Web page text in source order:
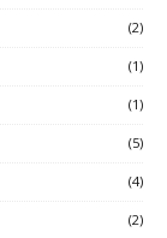
(2)
(1)
(1)
(5)
(4)
(2)